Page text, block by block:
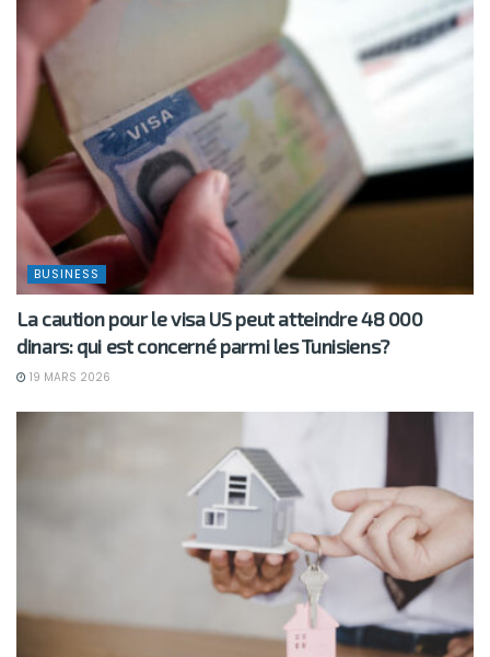
BUSINESS
La caution pour le visa US peut atteindre 48 000
dinars: qui est concerné parmi les Tunisiens?
19 MARS 2026